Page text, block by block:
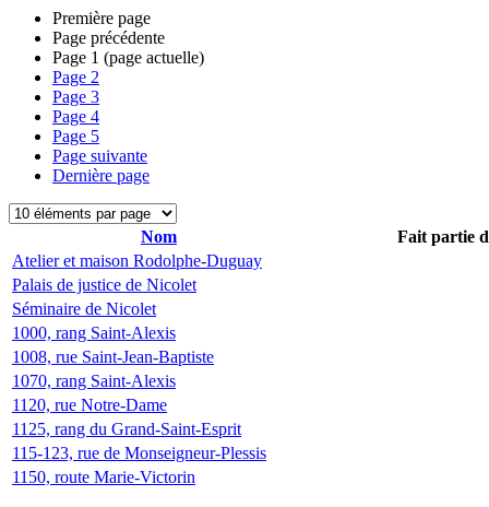
Première page
Page précédente
Page 1 (page actuelle)
Page 2
Page 3
Page 4
Page 5
Page suivante
Dernière page
Nom
Fait partie
Atelier et maison Rodolphe-Duguay
Palais de justice de Nicolet
Séminaire de Nicolet
1000, rang Saint-Alexis
1008, rue Saint-Jean-Baptiste
1070, rang Saint-Alexis
1120, rue Notre-Dame
1125, rang du Grand-Saint-Esprit
115-123, rue de Monseigneur-Plessis
1150, route Marie-Victorin